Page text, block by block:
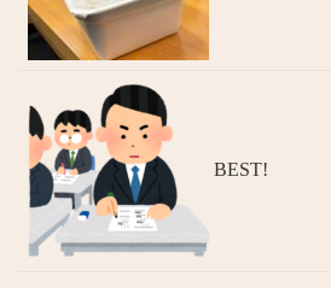
BEST!